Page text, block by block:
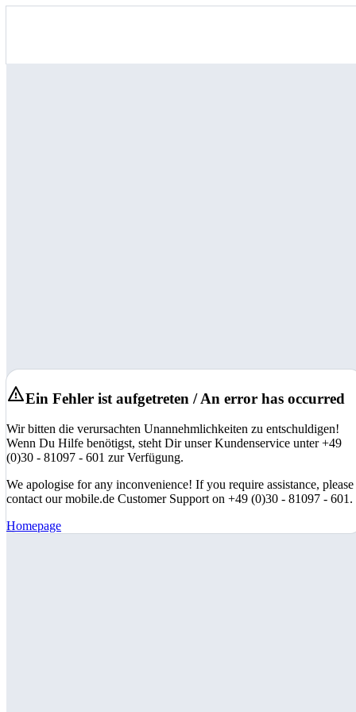
Ein Fehler ist aufgetreten / An error has occurred
Wir bitten die verursachten Unannehmlichkeiten zu entschuldigen!
Wenn Du Hilfe benötigst, steht Dir unser Kundenservice unter +49
(0)30 - 81097 - 601 zur Verfügung.
We apologise for any inconvenience! If you require assistance, please
contact our mobile.de Customer Support on +49 (0)30 - 81097 - 601.
Homepage